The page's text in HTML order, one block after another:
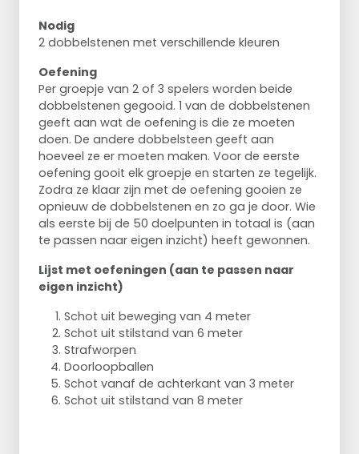
Nodig
2 dobbelstenen met verschillende kleuren
Oefening
Per groepje van 2 of 3 spelers worden beide
dobbelstenen gegooid. 1 van de dobbelstenen
geeft aan wat de oefening is die ze moeten
doen. De andere dobbelsteen geeft aan
hoeveel ze er moeten maken. Voor de eerste
oefening gooit elk groepje en starten ze tegelijk.
Zodra ze klaar zijn met de oefening gooien ze
opnieuw de dobbelstenen en zo ga je door. Wie
als eerste bij de 50 doelpunten in totaal is (aan
te passen naar eigen inzicht) heeft gewonnen.
Lijst met oefeningen (aan te passen naar
eigen inzicht)
Schot uit beweging van 4 meter
Schot uit stilstand van 6 meter
Strafworpen
Doorloopballen
Schot vanaf de achterkant van 3 meter
Schot uit stilstand van 8 meter